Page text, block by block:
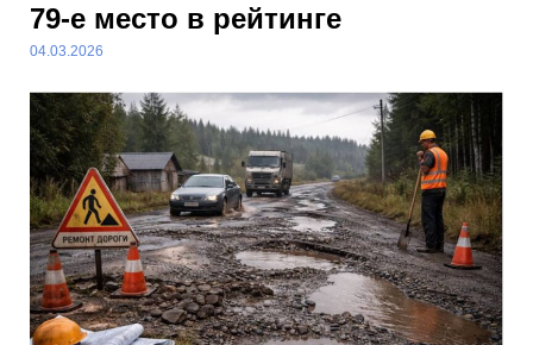
79-е место в рейтинге
04.03.2026